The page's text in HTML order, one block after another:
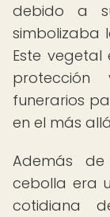
debido a
simbolizaba
Este
funerarios
en el más
Además
cebolla era
cotidiana